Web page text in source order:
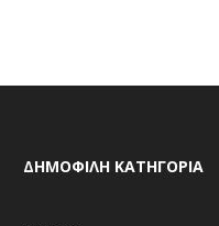
ΔΗΜΟΦΙΛΗ ΚΑΤΗΓΟΡΙΑ